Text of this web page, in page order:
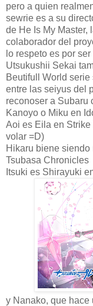
pero a quien
sewrie es a su
de He Is My Master,
colaborador del
lo respeto es por
Utsukushii Sekai
Beutifull World
entre las seiyus del
reconoser a Subaru
Kanoyo o Miku en
Aoi es Eila en
volar =D)
Hikaru biene
Tsubasa Chronicles
Itsuki es Shirayuki
y Nanako, que hace